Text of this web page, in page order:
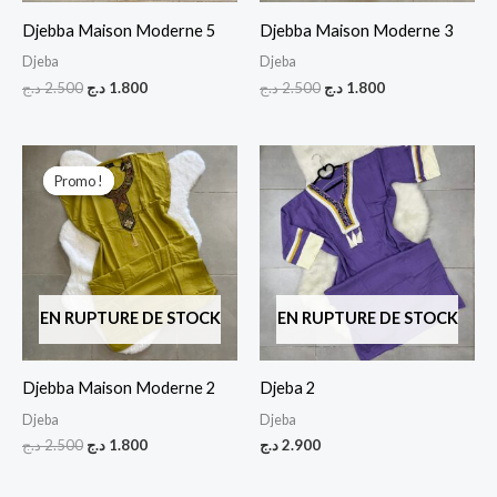
Djebba Maison Moderne 5
Djeba
2.500د.ج 1.800 د.ج
Djebba Maison Moderne 3
Djeba
2.500د.ج 1.800 د.ج
Promo !
EN RUPTURE DE STOCK
Promo !
Djebba Maison Moderne 2
Djeba
2.500د.ج
Le
prix
initial
était :
2.500 د.ج.
1.800 د.ج
Le
prix
actuel
est :
EN RUPTURE DE STOCK
Djeba 2
Djeba
2.900د.ج